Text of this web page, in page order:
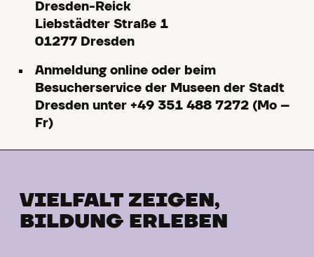
Dresden-Reick
Liebstädter Straße 1
01277 Dresden
Anmeldung online oder beim
Besucherservice der Museen der Stadt
Dresden unter +49 351 488 7272 (Mo –
Fr)
VIELFALT ZEIGEN,
BILDUNG ERLEBEN